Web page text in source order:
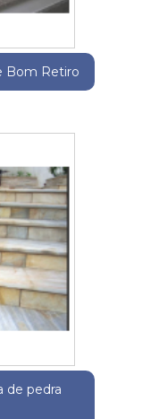
Bom Retiro
de pedra